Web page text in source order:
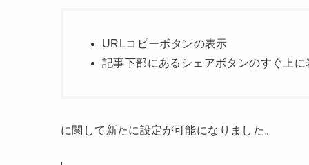
URLコピーボタンの表示
記事下部にあるシェアボタンのすぐ上
に関して新たに設定が可能になりました。